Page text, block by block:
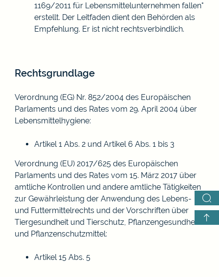
1169/2011 für Lebensmittelunternehmen fallen"
erstellt. Der Leitfaden dient den Behörden als
Empfehlung. Er ist nicht rechtsverbindlich.
Rechtsgrundlage
Verordnung (EG) Nr. 852/2004 des Europäischen
Parlaments und des Rates vom 29. April 2004 über
Lebensmittelhygiene:
Artikel 1 Abs. 2 und Artikel 6 Abs. 1 bis 3
Verordnung (EU) 2017/625 des Europäischen
Parlaments und des Rates vom 15. März 2017 über
amtliche Kontrollen und andere amtliche Tätigkeiten
zur Gewährleistung der Anwendung des Lebens-
und Futtermittelrechts und der Vorschriften über
Tiergesundheit und Tierschutz, Pflanzengesundheit
und Pflanzenschutzmittel:
Artikel 15 Abs. 5